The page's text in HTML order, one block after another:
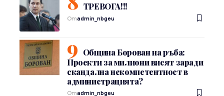
ТРЕВОГА!!!
Отadmin_nbgeu
Община Борован на ръба:
Проекти за милиони висят заради
скандална некомпетентност в
администрацията?
Отadmin_nbgeu